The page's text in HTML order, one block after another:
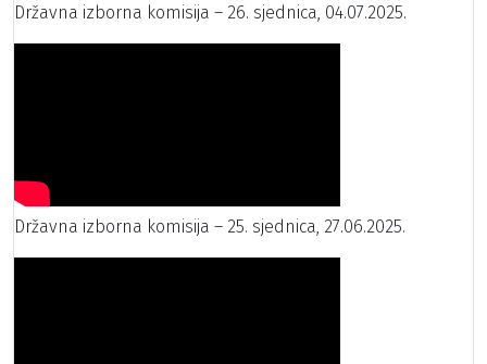
Državna izborna komisija – 26. sjednica, 04.07.2025.
Državna izborna komisija – 25. sjednica, 27.06.2025.